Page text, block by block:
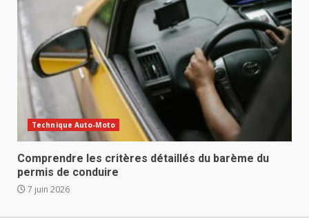
Technique Auto-Moto
Comprendre les critères détaillés du barème du
permis de conduire
7 juin 2026